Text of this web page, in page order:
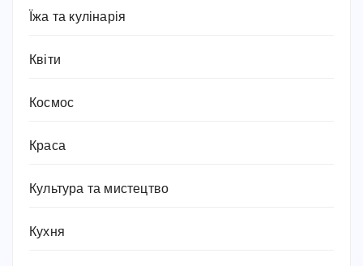
Їжа та кулінарія
Квіти
Космос
Краса
Культура та мистецтво
Кухня